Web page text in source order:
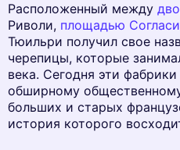
Расположенный между
Риволи, площадью
Тюильри получил свое
черепицы, которые
века. Сегодня эти
обширному
больших и старых
история которого